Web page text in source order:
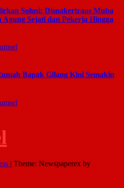
Solusi: Disnakertrans Muba
Agung Sejati dan Pekerja Hingga
Bapak Gilang Kini Semakin
| Theme: Newspaperex by